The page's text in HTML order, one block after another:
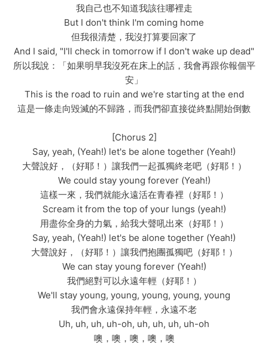
我自己也不知道我該往哪裡走
But I don't think I'm coming home
但我很清楚，我沒打算要回家了
And I said, "I'll check in tomorrow if I don't wake up dead"
所以我說：「如果明早我沒死在床上的話，我會再跟你報個平
安」
This is the road to ruin and we're starting at the end
這是一條走向毀滅的不歸路，而我們卻直接從終點開始倒數
[Chorus 2]
Say, yeah, (Yeah!) let's be alone together (Yeah!)
大聲說好，（好耶！）讓我們一起孤獨終老吧（好耶！）
We could stay young forever (Yeah!)
這樣一來，我們就能永遠活在青春裡（好耶！）
Scream it from the top of your lungs (yeah!)
用盡你全身的力氣，給我大聲吼出來（好耶！）
Say, yeah, (Yeah!) let's be alone together (Yeah!)
大聲說好，（好耶！）讓我們抱團孤獨吧（好耶！）
We can stay young forever (Yeah!)
我們絕對可以永遠年輕（好耶！）
We'll stay young, young, young, young, young
我們會永遠保持年輕，永遠不老
Uh, uh, uh, uh-oh, uh, uh, uh, uh-oh
噢，噢，噢，噢，噢